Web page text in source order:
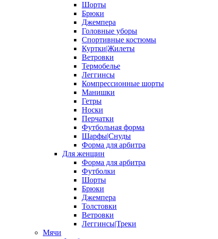
Шорты
Брюки
Джемпера
Головные уборы
Спортивные костюмы
Куртки|Жилеты
Ветровки
Термобелье
Леггинсы
Компрессионные шорты
Манишки
Гетры
Носки
Перчатки
Футбольная форма
Шарфы|Снуды
Форма для арбитра
Для женщин
Форма для арбитра
Футболки
Шорты
Брюки
Джемпера
Толстовки
Ветровки
Леггинсы|Треки
Мячи